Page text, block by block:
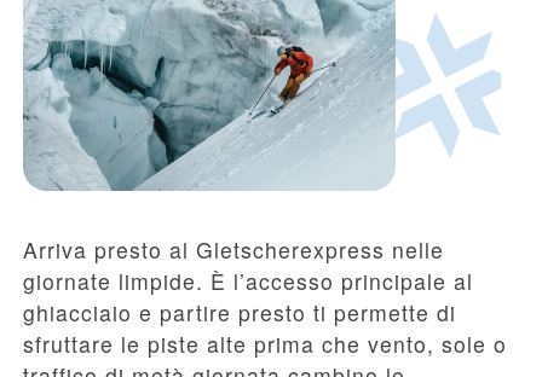
Arriva presto al Gletscherexpress nelle
giornate limpide. È l’accesso principale al
ghiacciaio e partire presto ti permette di
sfruttare le piste alte prima che vento, sole o